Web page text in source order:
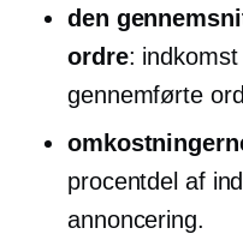
den
ordre:
gennemførte
procentdel af
annoncering.